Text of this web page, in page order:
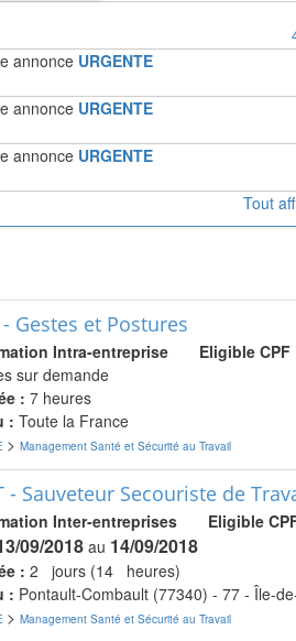
annonce URGENTE
annonce URGENTE
annonce URGENTE
Tout
- Gestes et Postures
Intra-entreprise
Eligible CPF
sur demande
: 7 heures
: Toute la France
> Management Santé et Sécurité au Travail
- Sauveteur Secouriste de
Inter-entreprises
Eligible
09/2018au 14/09/2018
: 2 jours (14 heures)
: Pontault-Combault (77340) - 77 - Île-
> Management Santé et Sécurité au Travail